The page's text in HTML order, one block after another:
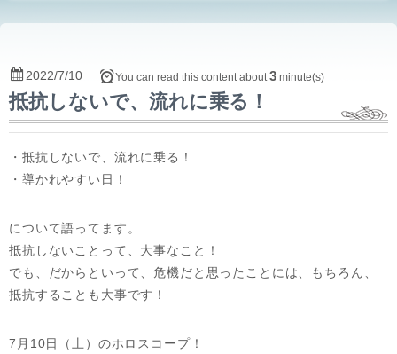
抵抗しないで、流れに乗る！
2022/7/10 You can read this content about3 minute(s)
・抵抗しないで、流れに乗る！
・導かれやすい日！
について語ってます。
抵抗しないことって、大事なこと！
でも、だからといって、危機だと思ったことには、もちろん、
抵抗することも大事です！
7月10日（土）のホロスコープ！